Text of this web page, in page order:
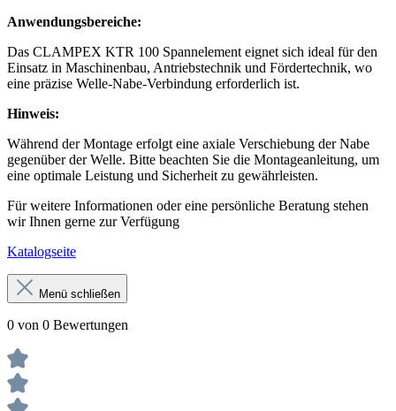
Anwendungsbereiche:
Das CLAMPEX KTR 100 Spannelement eignet sich ideal für den
Einsatz in Maschinenbau, Antriebstechnik und Fördertechnik, wo
eine präzise Welle-Nabe-Verbindung erforderlich ist.
Hinweis:
Während der Montage erfolgt eine axiale Verschiebung der Nabe
gegenüber der Welle. Bitte beachten Sie die Montageanleitung, um
eine optimale Leistung und Sicherheit zu gewährleisten.
Für weitere Informationen oder eine persönliche Beratung stehen
wir Ihnen gerne zur Verfügung
Katalogseite
Menü schließen
0 von 0 Bewertungen